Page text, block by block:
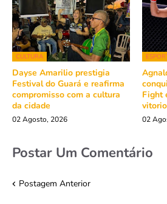
CULTURA
Dayse Amarilio prestigia
Festival do Guará e reafirma
compromisso com a cultura
da cidade
02 Agosto, 2026
Fight
02
Postar Um Comentário
Postagem Anterior